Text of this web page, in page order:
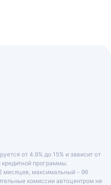
от 4.9% до 15% и зависит от
кредитной программы.
месяцев, максимальный - 96
комиссии автоцентром не